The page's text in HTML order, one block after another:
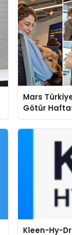
Mars
Götür
Kleen-Hy-